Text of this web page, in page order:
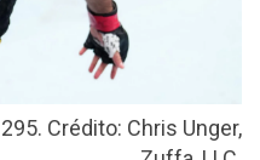
Crédito: Chris Unger,